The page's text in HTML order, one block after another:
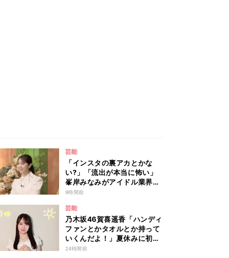
芸能
「インスタの裏アカとかな
い?」「流出が本当に怖い」
峯岸みなみがアイドル業界の
リアルな危険性を説く 『秘
9時間前
芸能
乃木坂46賀喜遥香「ハンディ
ファンとかタオルとか持って
いくんだよ！」夏休みに初め
て東京旅行するリスナーに全
24時間前